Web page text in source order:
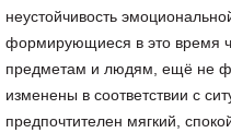
неустойчивость
формирующиеся в это время
предметам и людям, ещё не
изменены в соответствии с
предпочтителен мягкий,